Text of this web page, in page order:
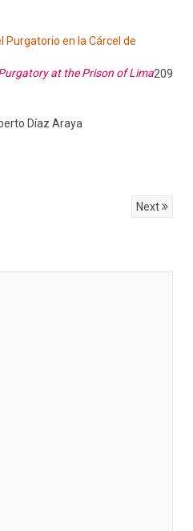
Purgatorio en la Cárcel de
at the Prison of Lima209
Díaz Araya
Next